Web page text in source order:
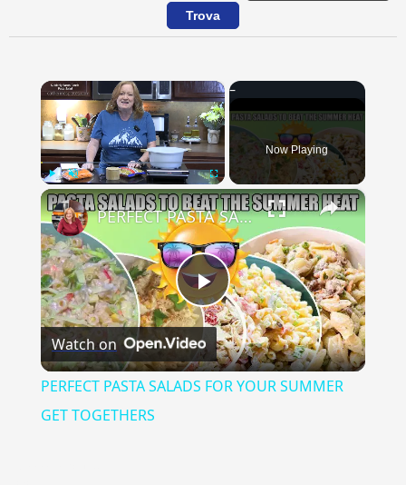
×
Play Unmute Fullscreen
Now Playing
×
Play
Video
PERFECT PASTA SALADS FOR YOUR SUMMER GET TOGETHERS
Watch on
PERFECT PASTA SALADS FOR YOUR SUMMER
GET TOGETHERS